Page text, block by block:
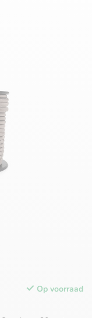
Op voorraad